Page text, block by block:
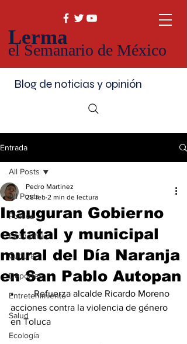
Lerma
el Semanario de México
Blog de noticias y opinión
Entrada
All Posts
Política
Economía
Cultura
Deportes
Entretenimiento
Salud
Ecología
All Posts
Inauguran Gobierno
estatal y municipal
mural del Día Naranja
en San Pablo Autopan
Pedro Martinez
28 feb 2 min de lectura
•	Refuerza alcalde Ricardo Moreno
acciones contra la violencia de género
en Toluca